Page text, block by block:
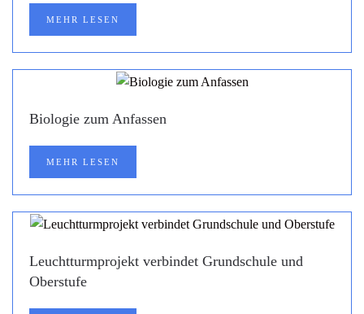
MEHR LESEN
Biologie zum Anfassen
MEHR LESEN
Leuchtturmprojekt verbindet Grundschule und
Oberstufe